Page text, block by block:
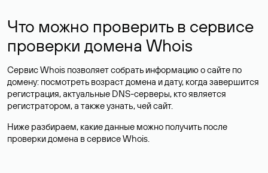
Что можно проверить в сервисе
проверки домена Whois
Сервис Whois позволяет собрать информацию о сайте по
домену: посмотреть возраст домена и дату, когда завершится
регистрация, актуальные DNS-серверы, кто является
регистратором, а также узнать, чей сайт.
Ниже разбираем, какие данные можно получить после
проверки домена в сервисе Whois.